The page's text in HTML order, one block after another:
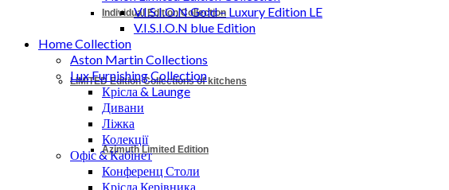
Individual Edition Collection
LIMITED Edition Collections of kitchens
Azimuth Limited Edition
V.I.S.I.O.N Gold – Luxury Edition LE
V.I.S.I.O.N blue Edition
Home Collection
Aston Martin Collections
Lux Furnishing Collection
Крісла & Launge
Дивани
Ліжка
Колекції
Офіс & Кабінет
Конференц Столи
Крісла Керівника